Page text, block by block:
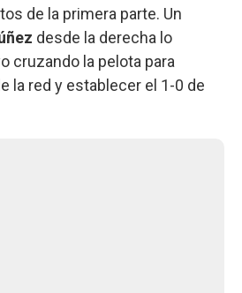
de la primera parte. Un
desde la derecha lo
cruzando la pelota para
la red y establecer el 1-0 de